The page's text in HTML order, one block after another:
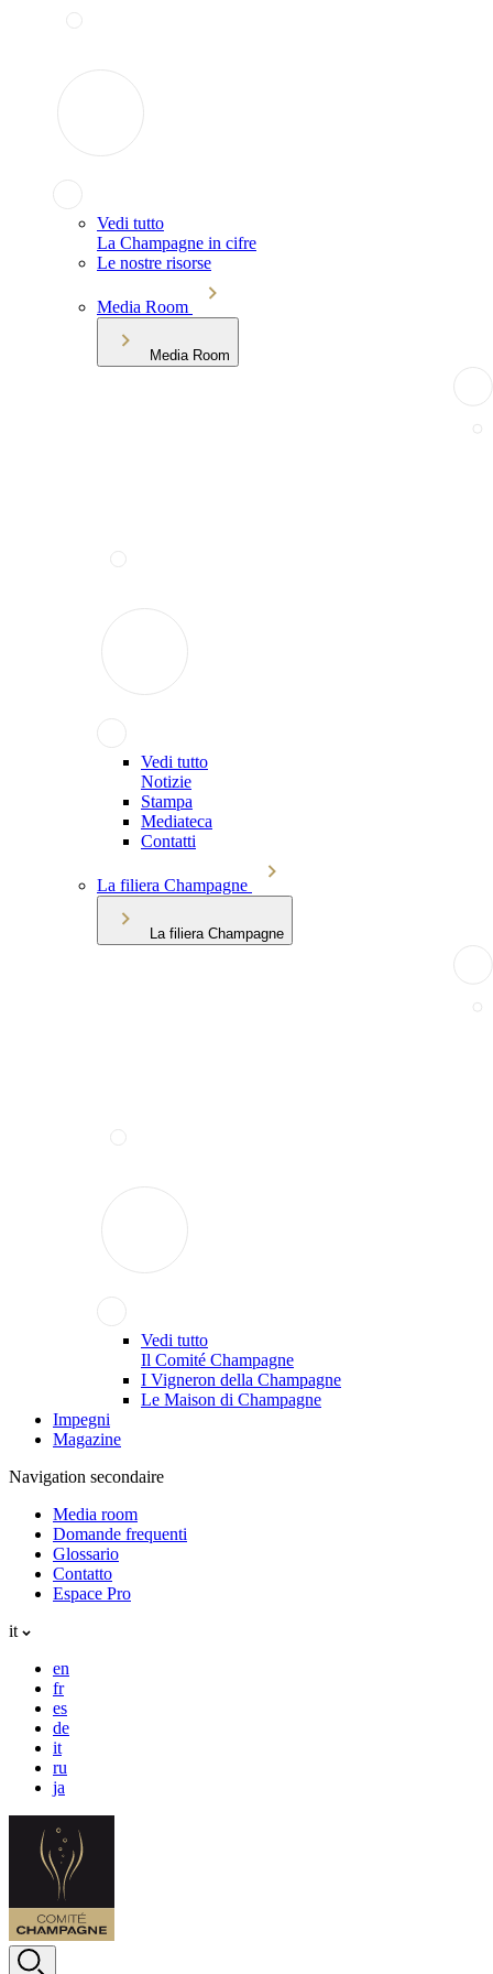
Vedi tutto
La Champagne in cifre
Le nostre risorse
Media Room
Media Room
Vedi tutto
Notizie
Stampa
Mediateca
Contatti
La filiera Champagne
La filiera Champagne
Vedi tutto
Il Comité Champagne
I Vigneron della Champagne
Le Maison di Champagne
Impegni
Magazine
Navigation secondaire
Media room
Domande frequenti
Glossario
Contatto
Espace Pro
it
en
fr
es
de
it
ru
ja